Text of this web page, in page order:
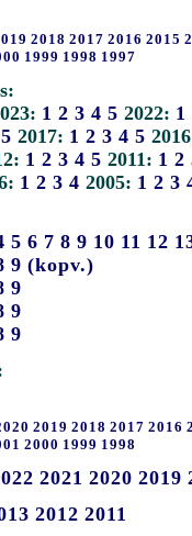
2018 2017 2016 2015
1999 1998 1997
1 2 3 4 5 2022: 1
5 2017: 1 2 3 4 5
1 2 3 4 5 2011: 1 2
1 2 3 4 2005: 1 2 3
5 6 7 8 9 10 11 12
9 (kopv.)
9
9
9
2019 2018 2017 2016
2000 1999 1998
2021 2020 2019
2012 2011